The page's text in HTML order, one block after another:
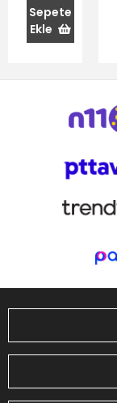
Sepete
Ekle